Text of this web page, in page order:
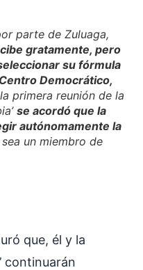
parte de Zuluaga,
gratamente, pero
su fórmula
Democrático,
primera reunión de la
se acordó que la
autónomamente la
un miembro de
que, él y la
continuarán